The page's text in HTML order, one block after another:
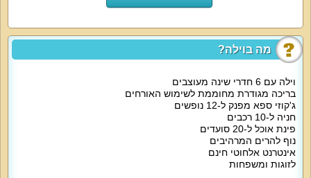
מה בוילה?
וילה עם 6 חדרי שינה מעוצבים
בריכה מגודרת מחוממת לשימוש האורחים
ג'קוזי ספא מפנק ל-12 נופשים
חניה ל-10 רכבים
פינת אוכל ל-20 סועדים
נוף להרים המרהיבים
אינטרנט אלחוטי חינם
לזוגות ומשפחות
החצר הגדולה כוללת בריכה בנויה מחוממת ומגודרת, עמדת מנגל BBQ, פינות
ישיבה נוחות, מיטות שיזוף ושפע של משחקים כמו פינג פונג, שולחן הוקי אוויר ושולחן
סנוקר חיצוני. חובבי הכדורגל ייהנו ממגרש כדורגל פרטי. שולחן אוכל חיצוני ל-12
המטבח והסעדה
המטבח המאובזר כולל כל מה שתזדקקו לו במהלך השהות: מקרר, תנור, כיריים
חשמליות, תמי 4, קומקום חשמלי, מיקרוגל, טוסטר וסכו"ם מלא. בנוסף, תה, קפה
וסוכר זמינים לאורחים.
התאמות מיוחדות